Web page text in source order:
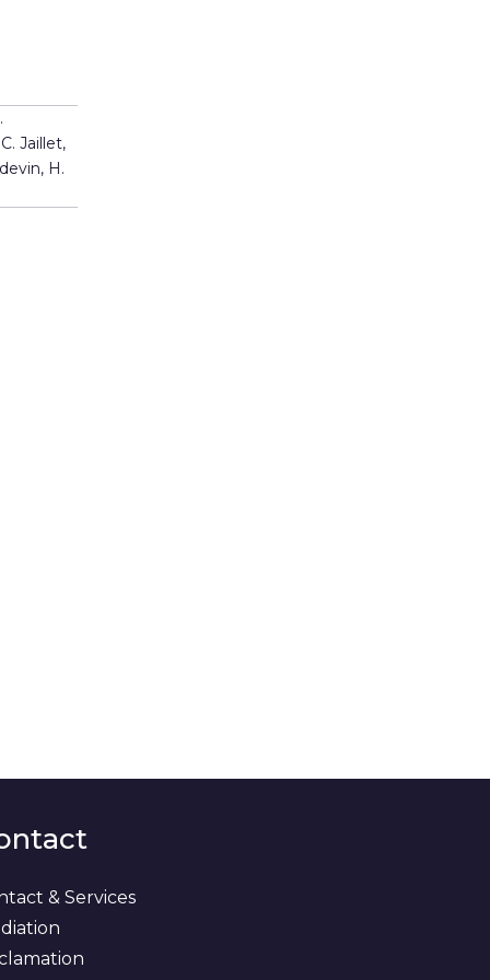
Jaillet,
H.
& Services